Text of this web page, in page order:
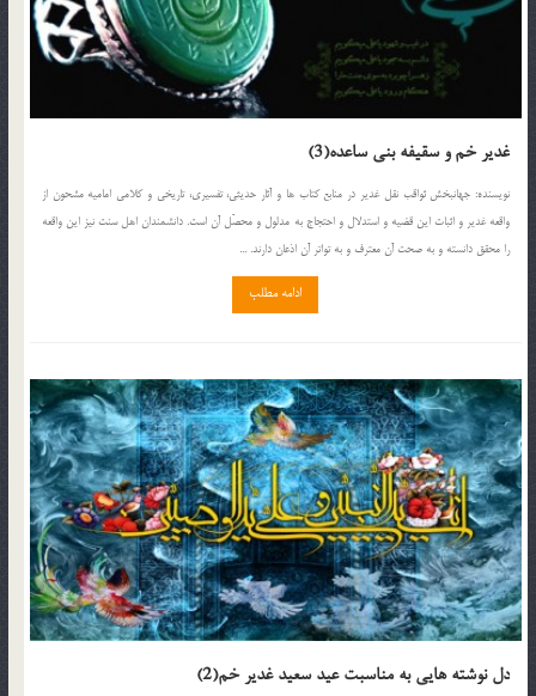
غدیر خم و سقیفه بنی ساعده(3)
نويسنده: جهانبخش ثواقب نقل غدیر در منابع کتاب ها و آثار حدیثی، تفسیری، تاریخی و کلامی امامیه مشحون از
واقعه غدیر و اثبات این قضیه و استدلال و احتجاج به مدلول و محصّل آن است. دانشمندان اهل سنت نیز این واقعه
را محقق دانسته و به صحت آن معترف و به تواتر آن اذعان دارند. ...
ادامه مطلب
دل نوشته هایی به مناسبت عید سعید غدیر خم(2)